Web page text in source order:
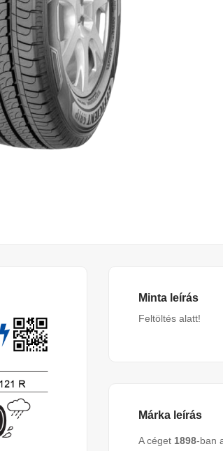
Minta leírás
Feltöltés alatt!
Márka leírás
A céget 1898-ban